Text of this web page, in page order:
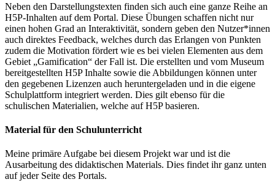
Neben den Darstellungstexten finden sich auch eine ganze Reihe an
H5P-Inhalten auf dem Portal. Diese Übungen schaffen nicht nur
einen hohen Grad an Interaktivität, sondern geben den Nutzer*innen
auch direktes Feedback, welches durch das Erlangen von Punkten
zudem die Motivation fördert wie es bei vielen Elementen aus dem
Gebiet „Gamification“ der Fall ist. Die erstellten und vom Museum
bereitgestellten H5P Inhalte sowie die Abbildungen können unter
den gegebenen Lizenzen auch heruntergeladen und in die eigene
Schulplattform integriert werden. Dies gilt ebenso für die
schulischen Materialien, welche auf H5P basieren.
Material für den Schulunterricht
Meine primäre Aufgabe bei diesem Projekt war und ist die
Ausarbeitung des didaktischen Materials. Dies findet ihr ganz unten
auf jeder Seite des Portals.